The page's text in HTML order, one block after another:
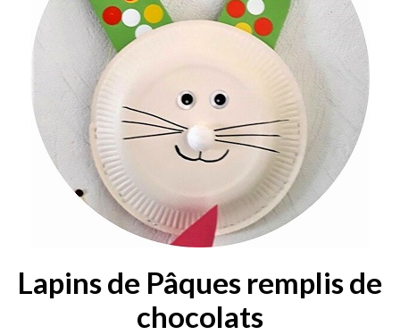
Lapins de Pâques remplis de
chocolats